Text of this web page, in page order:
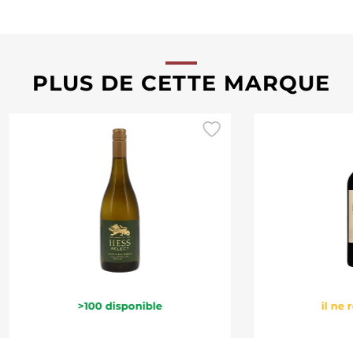
PLUS DE CETTE MARQUE
>100 disponible il ne